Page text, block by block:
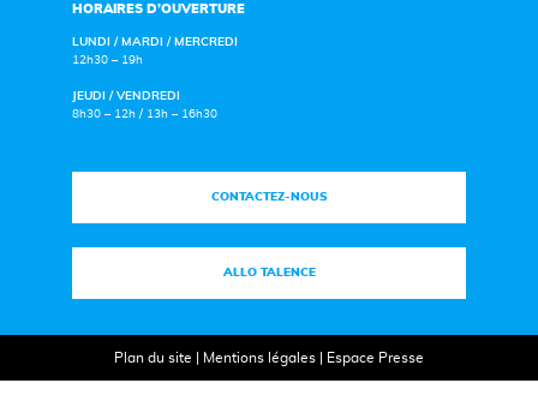
HORAIRES D’OUVERTURE
LUNDI / MARDI / MERCREDI
12h30 – 19h
JEUDI / VENDREDI
8h30 – 12h / 13h – 16h30
CONTACTEZ-NOUS
ALLO TALENCE
Plan du site Mentions légales| Espace Presse